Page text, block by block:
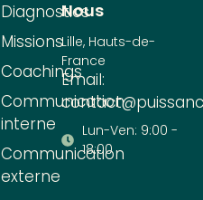
Diagnostics
Missions
Coachings
Communication
interne
Communication
externe
Nous
Lille, Hauts-de-
France
Email:
Lun-Ven: 9:00 -
18:00